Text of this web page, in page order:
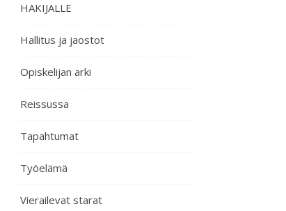
HAKIJALLE
Hallitus ja jaostot
Opiskelijan arki
Reissussa
Tapahtumat
Työelämä
Vierailevat starat